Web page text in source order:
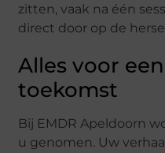
zitten, vaak na één
direct door op de
Alles voor
toekomst
Bij EMDR Apeldoorn
u genomen. Uw